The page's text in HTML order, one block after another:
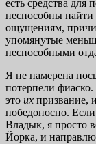
есть средства для
неспособны
ощущениям,
упомянутые
неспособными
Я не намерена
потерпели
это их призвание,
победоносно.
Владык, я просто
Йорка, и